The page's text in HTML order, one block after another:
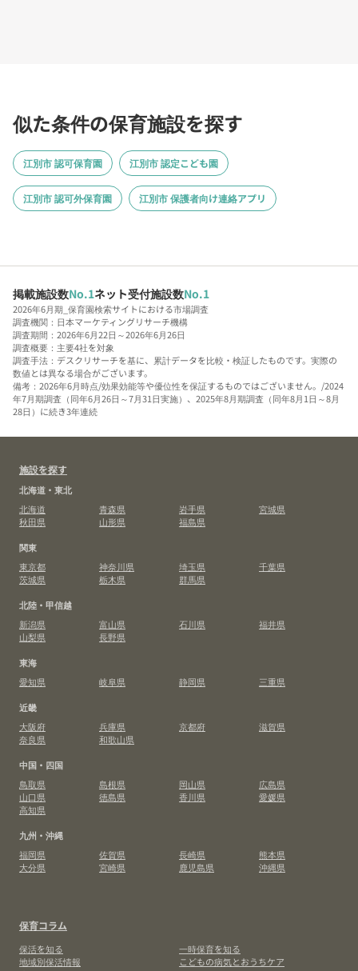
似た条件の保育施設を探す
江別市 認可保育園 江別市 認定こども園
江別市 認可外保育園 江別市 保護者向け連絡アプリ
掲載施設数No.1ネット受付施設数No.1
2026年6月期_保育園検索サイトにおける市場調査
調査機関：日本マーケティングリサーチ機構
調査期間：2026年6月22日～2026年6月26日
調査概要：主要4社を対象
調査手法：デスクリサーチを基に、累計データを比較・検証したものです。実際の
数値とは異なる場合がございます。
備考：2026年6月時点/効果効能等や優位性を保証するものではございません。/2024
年7月期調査（同年6月26日～7月31日実施）、2025年8月期調査（同年8月1日～8月
28日）に続き3年連続
施設を探す
北海道・東北
北海道
青森県 岩手県
宮城県
秋田県
山形県
福島県
関東
東京都
神奈川県 埼玉県
千葉県
茨城県
栃木県
群馬県
北陸・甲信越
新潟県
富山県 石川県
福井県
山梨県
長野県
東海
愛知県
岐阜県 静岡県
三重県
近畿
大阪府
兵庫県 京都府
滋賀県
奈良県
和歌山県
中国・四国
鳥取県
島根県 岡山県
広島県
山口県
徳島県 香川県
愛媛県
高知県
九州・沖縄
福岡県
佐賀県 長崎県
熊本県
大分県
宮崎県 鹿児島県 沖縄県
保育コラム
保活を知る
一時保育を知る
地域別保活情報
こどもの病気とおうちケア